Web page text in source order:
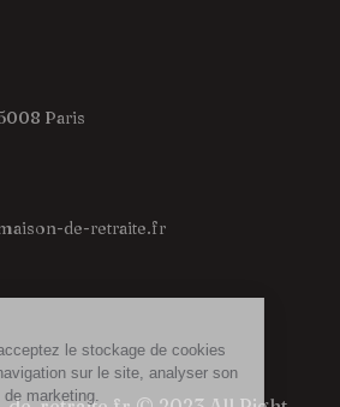
Paris
de-retraite.fr